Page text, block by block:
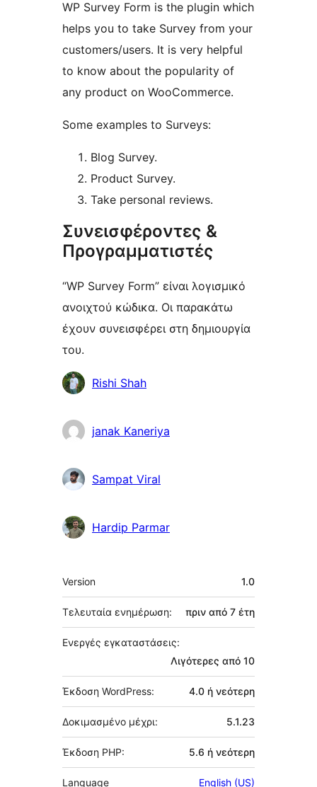
WP Survey Form is the plugin which
helps you to take Survey from your
customers/users. It is very helpful
to know about the popularity of
any product on WooCommerce.
Some examples to Surveys:
Blog Survey.
Product Survey.
Take personal reviews.
Συνεισφέροντες &
Προγραμματιστές
“WP Survey Form” είναι λογισμικό
ανοιχτού κώδικα. Οι παρακάτω
έχουν συνεισφέρει στη δημιουργία
του.
Συντελεστές
Rishi Shah
janak Kaneriya
Sampat Viral
Hardip Parmar
Μεταστοιχεία
Version 1.0
Τελευταία ενημέρωση: πριν από 7 έτη
Ενεργές εγκαταστάσεις:
Λιγότερες από 10
Έκδοση WordPress: 4.0 ή νεότερη
Δοκιμασμένο μέχρι: 5.1.23
Έκδοση PHP: 5.6 ή νεότερη
Language English (US)